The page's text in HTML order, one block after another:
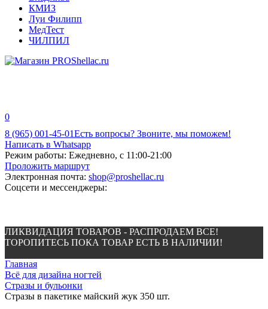
КМИЗ
Луи Филипп
МедТест
ЧИЛПИЛ
0
8 (965) 001-45-01Есть вопросы? Звоните, мы поможем!
Написать в Whatsapp
Режим работы: Ежедневно, с 11:00-21:00
Проложить маршрут
Электронная почта: shop@proshellac.ru
Соцсети и мессенджеры:
ЛИКВИДАЦИЯ ТОВАРОВ - РАСПРОДАЕМ ВСЕ!
ТОРОПИТЕСЬ ПОКА ТОВАР ЕСТЬ В НАЛИЧИИ!
Главная
Всё для дизайна ногтей
Стразы и бульонки
Стразы в пакетике майский жук 350 шт.